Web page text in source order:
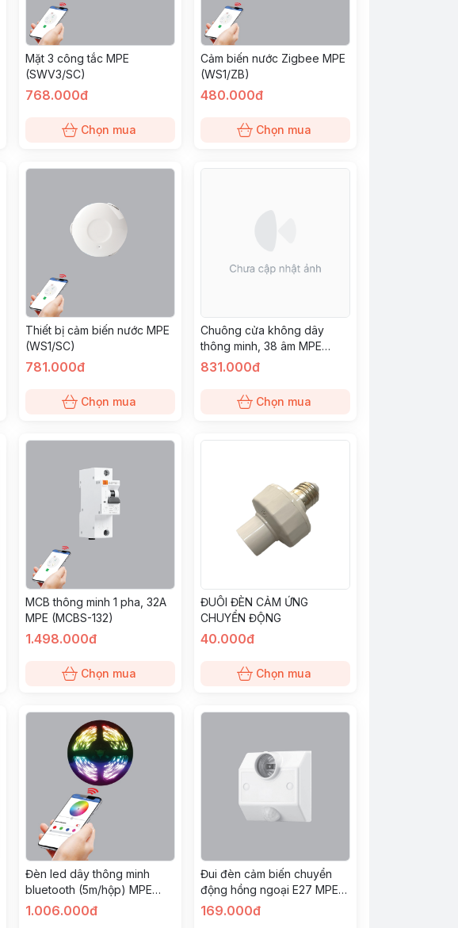
Mặt 3 công tắc MPE
(SWV3/SC)
768.000đ
Chọn mua
Cảm biến nước Zigbee MPE
(WS1/ZB)
480.000đ
Chọn mua
Thiết bị cảm biến nước MPE
(WS1/SC)
781.000đ
Chọn mua
Chuông cửa không dây
thông minh, 38 âm MPE
(VDB2/SC)
831.000đ
Chọn mua
MCB thông minh 1 pha, 32A
MPE (MCBS-132)
1.498.000đ
Chọn mua
ĐUÔI ĐÈN CẢM ỨNG
CHUYỂN ĐỘNG
40.000đ
Chọn mua
Đèn led dây thông minh
bluetooth (5m/hộp) MPE
(LS/SM)
1.006.000đ
Đui đèn cảm biến chuyển
động hồng ngoại E27 MPE
(IRHD2)
169.000đ